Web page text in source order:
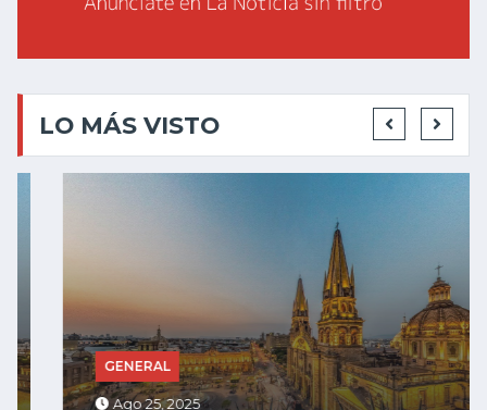
LO MÁS VISTO
GENERAL
Ago 25, 2025